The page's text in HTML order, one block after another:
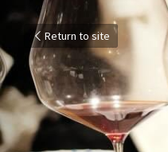
Return to site